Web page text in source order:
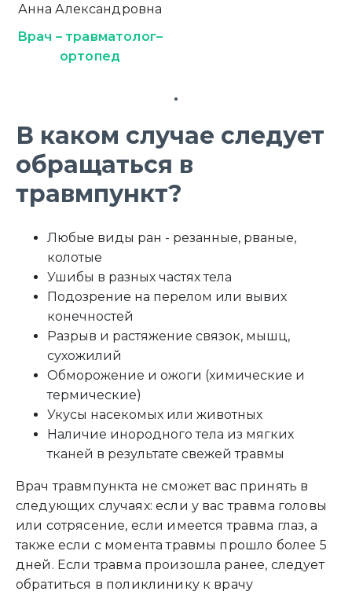
Анна Александровна
Врач – травматолог–
ортопед
В каком случае следует
обращаться в
травмпункт?
Любые виды ран - резанные, рваные,
колотые
Ушибы в разных частях тела
Подозрение на перелом или вывих
конечностей
Разрыв и растяжение связок, мышц,
сухожилий
Обморожение и ожоги (химические и
термические)
Укусы насекомых или животных
Наличие инородного тела из мягких
тканей в результате свежей травмы
Врач травмпункта не сможет вас принять в
следующих случаях: если у вас травма головы
или сотрясение, если имеется травма глаз, а
также если с момента травмы прошло более 5
дней. Если травма произошла ранее, следует
обратиться в поликлинику к врачу